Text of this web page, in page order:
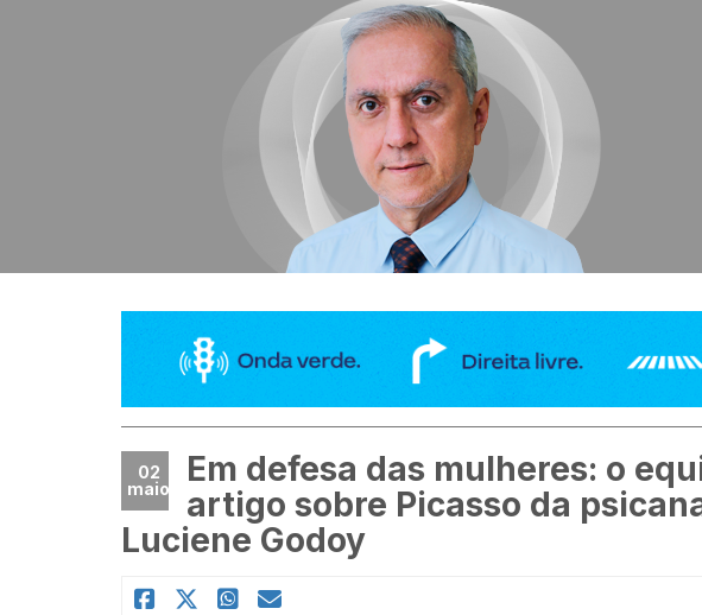
02
maio
Em defesa das mulheres: o
artigo sobre Picasso da
Luciene Godoy